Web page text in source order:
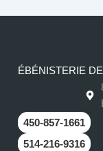
ÉBÉNISTERIE
450-857-1661
514-216-9316